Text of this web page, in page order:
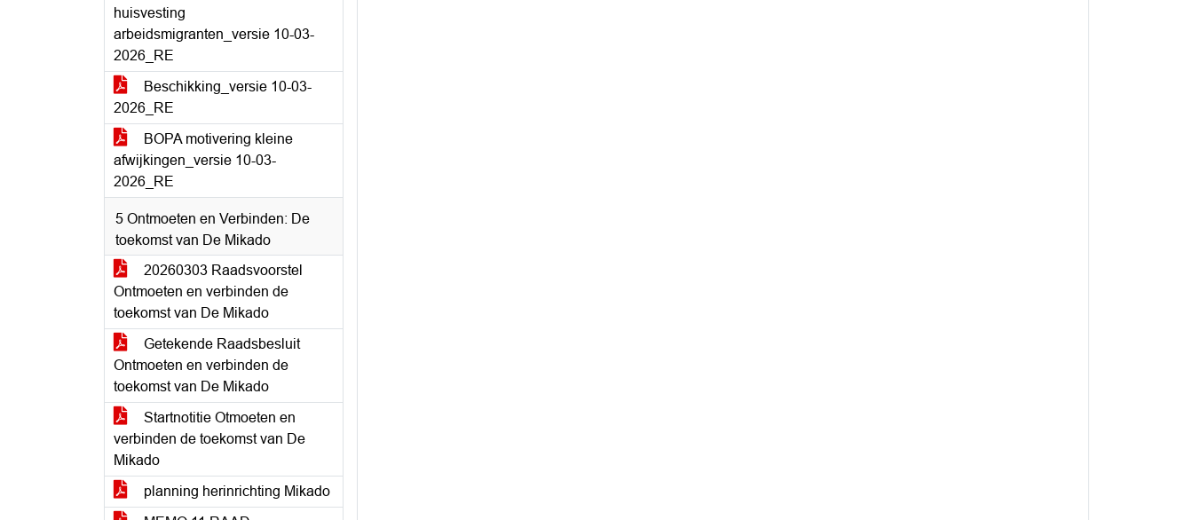
huisvesting
arbeidsmigranten_versie 10-03-
2026_RE
Beschikking_versie 10-03-
2026_RE
BOPA motivering kleine
afwijkingen_versie 10-03-
2026_RE
5 Ontmoeten en Verbinden: De
toekomst van De Mikado
20260303 Raadsvoorstel
Ontmoeten en verbinden de
toekomst van De Mikado
Getekende Raadsbesluit
Ontmoeten en verbinden de
toekomst van De Mikado
Startnotitie Otmoeten en
verbinden de toekomst van De
Mikado
planning herinrichting Mikado